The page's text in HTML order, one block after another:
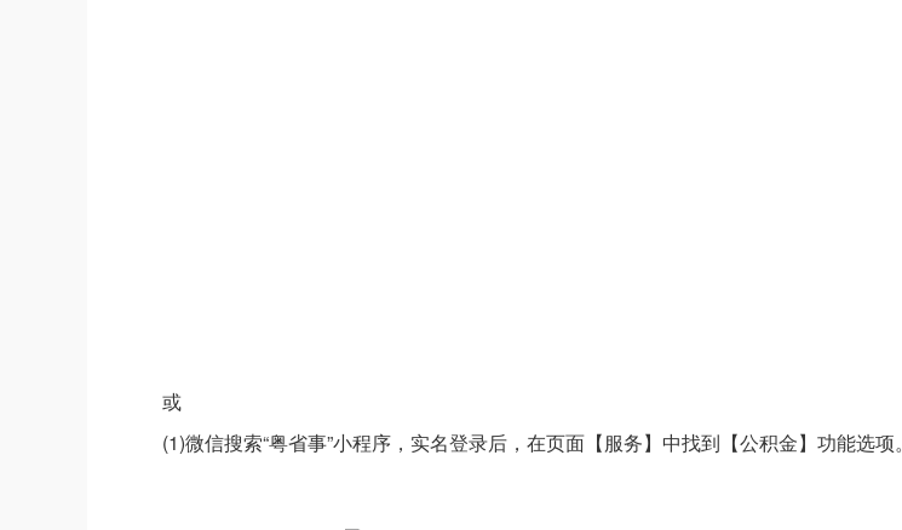
或
(1)微信搜索“粤省事”小程序，实名登录后，在页面【服务】中找到【公积金】功能选项。